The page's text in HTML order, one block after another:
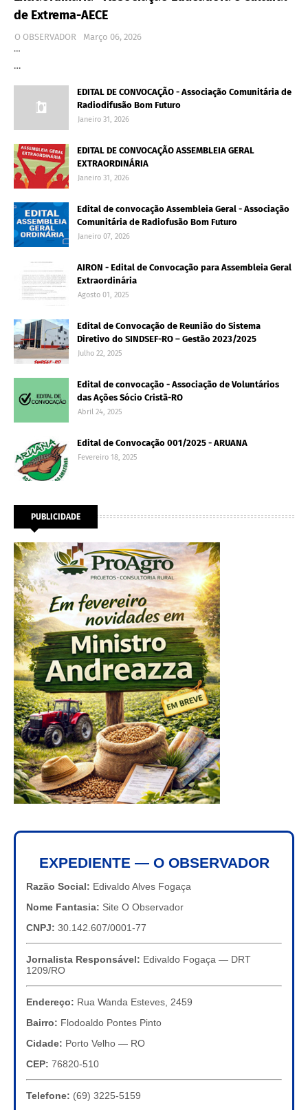
de Extrema-AECE
O OBSERVADOR
Março 06, 2026
…
…
EDITAL DE CONVOCAÇÃO - Associação Comunitária de
Radiodifusão Bom Futuro
Janeiro 31, 2026
EDITAL DE CONVOCAÇÃO ASSEMBLEIA GERAL
EXTRAORDINÁRIA
Janeiro 31, 2026
Edital de convocação Assembleia Geral - Associação
Comunitária de Radiofusão Bom Futuro
Janeiro 07, 2026
AIRON - Edital de Convocação para Assembleia Geral
Extraordinária
Agosto 01, 2025
Edital de Convocação de Reunião do Sistema
Diretivo do SINDSEF-RO – Gestão 2023/2025
Julho 22, 2025
Edital de convocação - Associação de Voluntários
das Ações Sócio Cristã-RO
Abril 24, 2025
Edital de Convocação 001/2025 - ARUANA
Fevereiro 18, 2025
PUBLICIDADE
EXPEDIENTE — O OBSERVADOR
Razão Social: Edivaldo Alves Fogaça
Nome Fantasia: Site O Observador
CNPJ: 30.142.607/0001-77
Jornalista Responsável: Edivaldo Fogaça — DRT
1209/RO
Endereço: Rua Wanda Esteves, 2459
Bairro: Flodoaldo Pontes Pinto
Cidade: Porto Velho — RO
CEP: 76820-510
Telefone: (69) 3225-5159